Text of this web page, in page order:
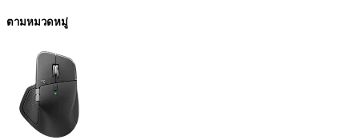
ตามหมวดหมู่